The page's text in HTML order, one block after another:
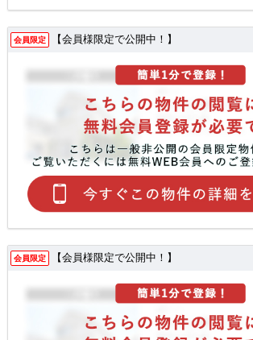
会員限定 【会員様限定で公開中！】
会員限定 【会員様限定で公開中！】